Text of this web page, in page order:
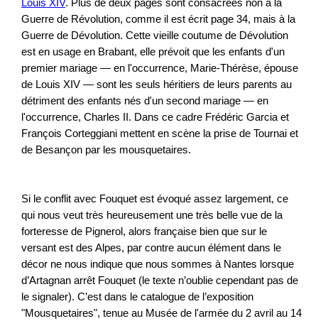
Louis XIV. Plus de deux pages sont consacrées non à la
Guerre de Révolution, comme il est écrit page 34, mais à la
Guerre de Dévolution. Cette vieille coutume de Dévolution
est en usage en Brabant, elle prévoit que les enfants d'un
premier mariage — en l'occurrence, Marie-Thérèse, épouse
de Louis XIV — sont les seuls héritiers de leurs parents au
détriment des enfants nés d'un second mariage — en
l'occurrence, Charles II. Dans ce cadre Frédéric Garcia et
François Corteggiani mettent en scène la prise de Tournai et
de Besançon par les mousquetaires.
Si le conflit avec Fouquet est évoqué assez largement, ce
qui nous veut très heureusement une très belle vue de la
forteresse de Pignerol, alors française bien que sur le
versant est des Alpes, par contre aucun élément dans le
décor ne nous indique que nous sommes à Nantes lorsque
d’Artagnan arrêt Fouquet (le texte n’oublie cependant pas de
le signaler). C’est dans le catalogue de l’exposition
"Mousquetaires", tenue au Musée de l'armée du 2 avril au 14